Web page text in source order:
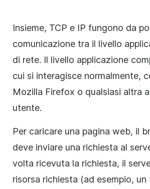
Insieme, TCP e IP fungono da
comunicazione tra il livello
di rete. Il livello applicazione
cui si interagisce normalmente,
Mozilla Firefox o qualsiasi altra
utente.
Per caricare una pagina web, il
deve inviare una richiesta al
volta ricevuta la richiesta, il
risorsa richiesta (ad esempio,